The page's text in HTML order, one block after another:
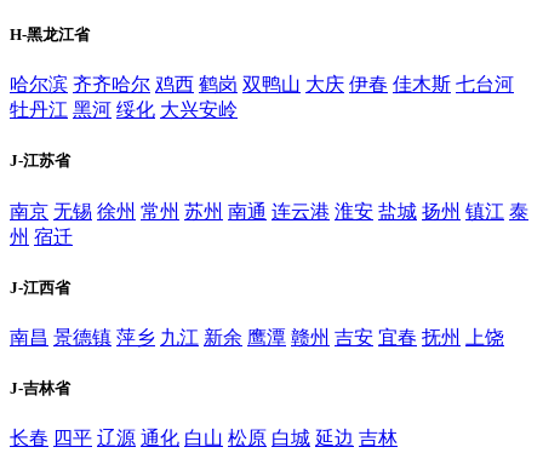
H-黑龙江省
哈尔滨 齐齐哈尔 鸡西 鹤岗 双鸭山 大庆 伊春 佳木斯 七台河
牡丹江 黑河 绥化 大兴安岭
J-江苏省
南京 无锡 徐州 常州 苏州 南通 连云港 淮安 盐城 扬州 镇江 泰
州 宿迁
J-江西省
南昌 景德镇 萍乡 九江 新余 鹰潭 赣州 吉安 宜春 抚州 上饶
J-吉林省
长春 四平 辽源 通化 白山 松原 白城 延边 吉林